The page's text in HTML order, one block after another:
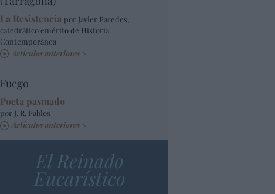
La Resistencia por Javier Paredes,
catedrático emérito de Historia
Contemporánea
Artículos anteriores
Fuego
Poeta pasmado
por J. R. Pablos
Artículos anteriores
El Reinado
Eucarístico